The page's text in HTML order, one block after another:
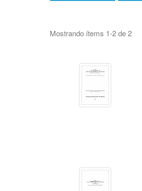
Mostrando ítems 1-2 de 2